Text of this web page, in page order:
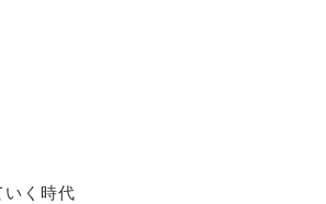
いく時代